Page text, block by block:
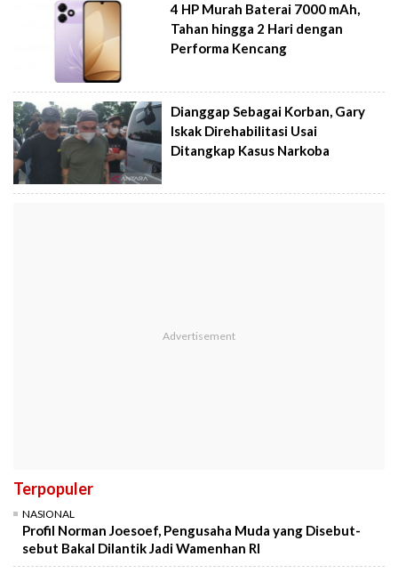
4 HP Murah Baterai 7000 mAh,
Tahan hingga 2 Hari dengan
Performa Kencang
Dianggap Sebagai Korban, Gary
Iskak Direhabilitasi Usai
Ditangkap Kasus Narkoba
Terpopuler
NASIONAL
Profil Norman Joesoef, Pengusaha Muda yang Disebut-
sebut Bakal Dilantik Jadi Wamenhan RI